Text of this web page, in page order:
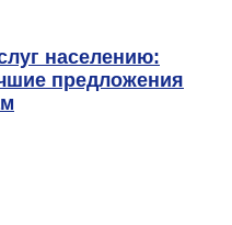
населению:
предложения